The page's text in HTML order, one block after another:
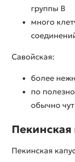
группы B
много
Савойская:
более
по
обычно
Пекинская
Пекинская